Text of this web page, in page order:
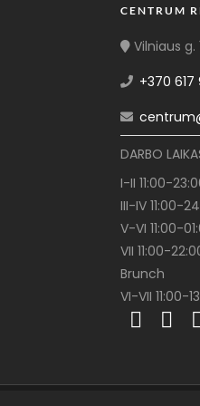
CENTRUM
Vilniaus g.
+370
DARBO
I-II 11:00-
III-IV 11:00-
V-VI 11:00-
VII 11:00-
Brunch
VI-VII 11:00-